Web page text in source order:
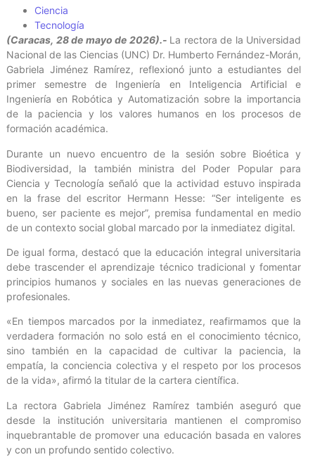
Ciencia
Tecnología
(Caracas, 28 de mayo de 2026).- La rectora de la Universidad
Nacional de las Ciencias (UNC) Dr. Humberto Fernández-Morán,
Gabriela Jiménez Ramírez, reflexionó junto a estudiantes del
primer semestre de Ingeniería en Inteligencia Artificial e
Ingeniería en Robótica y Automatización sobre la importancia
de la paciencia y los valores humanos en los procesos de
formación académica.
Durante un nuevo encuentro de la sesión sobre Bioética y
Biodiversidad, la también ministra del Poder Popular para
Ciencia y Tecnología señaló que la actividad estuvo inspirada
en la frase del escritor Hermann Hesse: “Ser inteligente es
bueno, ser paciente es mejor”, premisa fundamental en medio
de un contexto social global marcado por la inmediatez digital.
De igual forma, destacó que la educación integral universitaria
debe trascender el aprendizaje técnico tradicional y fomentar
principios humanos y sociales en las nuevas generaciones de
profesionales.
«En tiempos marcados por la inmediatez, reafirmamos que la
verdadera formación no solo está en el conocimiento técnico,
sino también en la capacidad de cultivar la paciencia, la
empatía, la conciencia colectiva y el respeto por los procesos
de la vida», afirmó la titular de la cartera científica.
La rectora Gabriela Jiménez Ramírez también aseguró que
desde la institución universitaria mantienen el compromiso
inquebrantable de promover una educación basada en valores
y con un profundo sentido colectivo.